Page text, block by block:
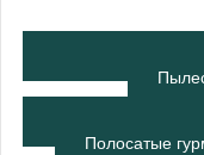
Полосатые